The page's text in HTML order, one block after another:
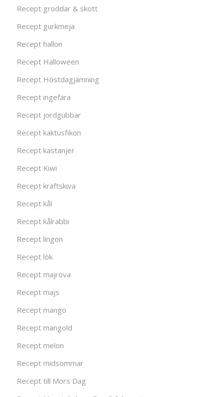
Recept groddar & skott
Recept gurkmeja
Recept hallon
Recept Halloween
Recept Höstdagjämning
Recept ingefära
Recept jordgubbar
Recept kaktusfikon
Recept kastanjer
Recept Kiwi
Recept kräftskiva
Recept kål
Recept kålrabbi
Recept lingon
Recept lök
Recept majrova
Recept majs
Recept mango
Recept mangold
Recept melon
Recept midsommar
Recept till Mors Dag